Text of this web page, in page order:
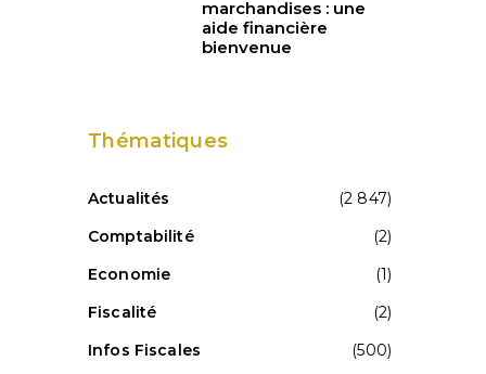
marchandises : une
aide financière
bienvenue
Thématiques
Actualités
(2 847)
Comptabilité
(2)
Economie
(1)
Fiscalité
(2)
Infos Fiscales
(500)